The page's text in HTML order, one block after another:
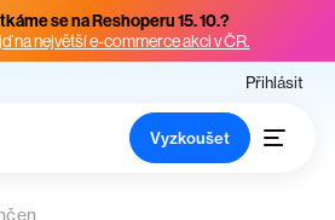
se na Reshoperu 15. 10.?
na největší e-commerce akci v ČR.
Přihlásit
Vyzkoušet